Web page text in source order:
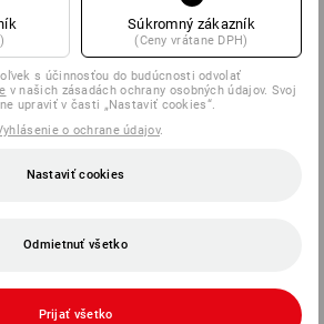
Súkromný zákazník
(Ceny vrátane DPH)
s účinnosťou do budúcnosti odvolať
v našich zásadách ochrany osobných údajov. Svoj
upraviť v časti „Nastaviť cookies“.
o ochrane údajov.
Nastaviť cookies
Odmietnuť všetko
Prijať všetko